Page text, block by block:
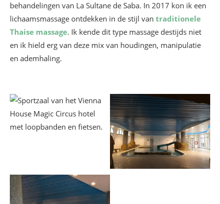
behandelingen van La Sultane de Saba. In 2017 kon ik een
lichaamsmassage ontdekken in de stijl van traditionele
Thaise massage. Ik kende dit type massage destijds niet
en ik hield erg van deze mix van houdingen, manipulatie
en ademhaling.